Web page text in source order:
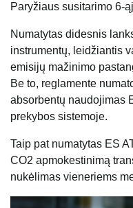
Paryžiaus susitarimo 6-
Numatytas didesnis
instrumentų, leidžiantis
emisijų mažinimo
Be to, reglamente
absorbentų naudojimas
prekybos sistemoje.
Taip pat numatytas ES
CO2 apmokestinimą
nukėlimas vieneriems